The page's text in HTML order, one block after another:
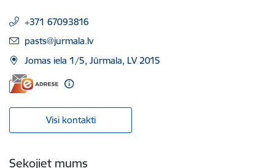
+371 67093816
E-pasts:
pasts@jurmala.lv
Jomas iela 1/5, Jūrmala, LV 2015
Visi kontakti
Sekojiet mums